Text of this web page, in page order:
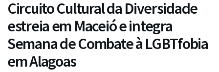
Circuito Cultural da Diversidade
estreia em Maceió e integra
Semana de Combate à LGBTfobia
em Alagoas